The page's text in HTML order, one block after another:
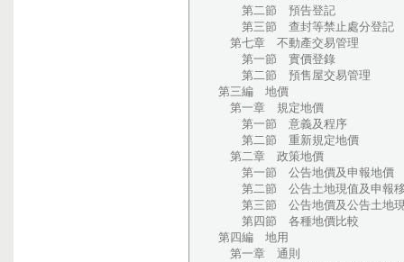
第二節 預告登記
第三節 查封等禁止處分登記
第七章 不動產交易管理
第一節 實價登錄
第二節 預售屋交易管理
第三編 地價
第一章 規定地價
第一節 意義及程序
第二節 重新規定地價
第二章 政策地價
第一節 公告地價及申報地價
第二節 公告土地現值及申報移
第三節 公告地價及公告土地現
第四節 各種地價比較
第四編 地用
第一章 通則